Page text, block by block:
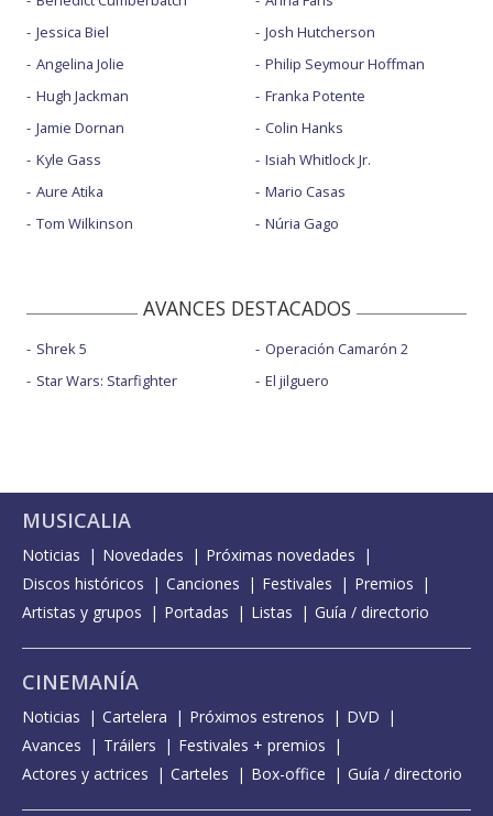
Jessica Biel
Angelina Jolie
Hugh Jackman
Jamie Dornan
Kyle Gass
Aure Atika
Tom Wilkinson
Josh Hutcherson
Philip Seymour Hoffman
Franka Potente
Colin Hanks
Isiah Whitlock Jr.
Mario Casas
Núria Gago
AVANCES DESTACADOS
Shrek 5
Star Wars: Starfighter
Operación Camarón 2
El jilguero
MUSICALIA
Noticias Novedades
Próximas novedades
Discos históricos
Canciones Festivales
Premios
Artistas y grupos
Portadas Listas Guía / directorio
CINEMANÍA
Noticias Cartelera Próximos estrenos
DVD
Avances
Tráilers
Festivales + premios
Actores y actrices
Carteles Box-office Guía / directorio